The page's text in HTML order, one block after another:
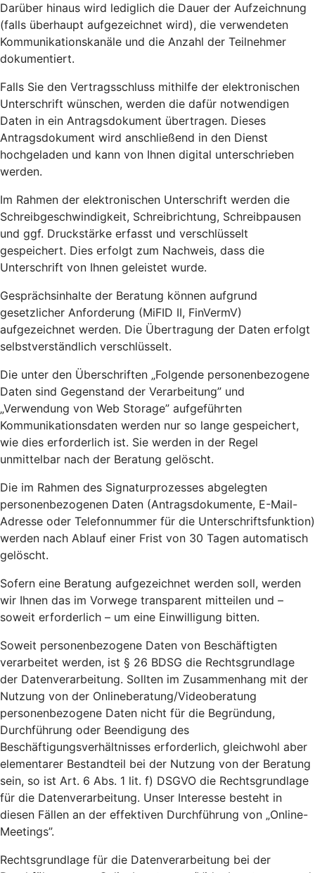
Darüber hinaus wird lediglich die Dauer der Aufzeichnung
(falls überhaupt aufgezeichnet wird), die verwendeten
Kommunikationskanäle und die Anzahl der Teilnehmer
dokumentiert.
Falls Sie den Vertragsschluss mithilfe der elektronischen
Unterschrift wünschen, werden die dafür notwendigen
Daten in ein Antragsdokument übertragen. Dieses
Antragsdokument wird anschließend in den Dienst
hochgeladen und kann von Ihnen digital unterschrieben
werden.
Im Rahmen der elektronischen Unterschrift werden die
Schreibgeschwindigkeit, Schreibrichtung, Schreibpausen
und ggf. Druckstärke erfasst und verschlüsselt
gespeichert. Dies erfolgt zum Nachweis, dass die
Unterschrift von Ihnen geleistet wurde.
Gesprächsinhalte der Beratung können aufgrund
gesetzlicher Anforderung (MiFID II, FinVermV)
aufgezeichnet werden. Die Übertragung der Daten erfolgt
selbstverständlich verschlüsselt.
Die unter den Überschriften „Folgende personenbezogene
Daten sind Gegenstand der Verarbeitung” und
„Verwendung von Web Storage” aufgeführten
Kommunikationsdaten werden nur so lange gespeichert,
wie dies erforderlich ist. Sie werden in der Regel
unmittelbar nach der Beratung gelöscht.
Die im Rahmen des Signaturprozesses abgelegten
personenbezogenen Daten (Antragsdokumente, E-Mail-
Adresse oder Telefonnummer für die Unterschriftsfunktion)
werden nach Ablauf einer Frist von 30 Tagen automatisch
gelöscht.
Sofern eine Beratung aufgezeichnet werden soll, werden
wir Ihnen das im Vorwege transparent mitteilen und –
soweit erforderlich – um eine Einwilligung bitten.
Soweit personenbezogene Daten von Beschäftigten
verarbeitet werden, ist § 26 BDSG die Rechtsgrundlage
der Datenverarbeitung. Sollten im Zusammenhang mit der
Nutzung von der Onlineberatung/Videoberatung
personenbezogene Daten nicht für die Begründung,
Durchführung oder Beendigung des
Beschäftigungsverhältnisses erforderlich, gleichwohl aber
elementarer Bestandteil bei der Nutzung von der Beratung
sein, so ist Art. 6 Abs. 1 lit. f) DSGVO die Rechtsgrundlage
für die Datenverarbeitung. Unser Interesse besteht in
diesen Fällen an der effektiven Durchführung von „Online-
Meetings”.
Rechtsgrundlage für die Datenverarbeitung bei der